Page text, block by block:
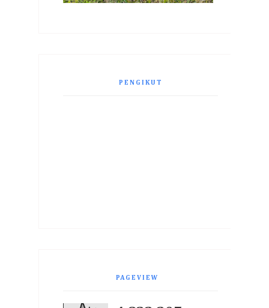
PENGIKUT
PAGEVIEW